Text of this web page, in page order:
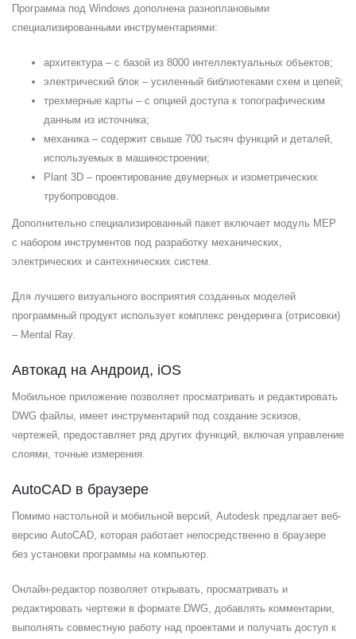
Программа под Windows дополнена разноплановыми
специализированными инструментариями:
архитектура – с базой из 8000 интеллектуальных объектов;
электрический блок – усиленный библиотеками схем и цепей;
трехмерные карты – с опцией доступа к топографическим
данным из источника;
механика – содержит свыше 700 тысяч функций и деталей,
используемых в машиностроении;
Plant 3D – проектирование двумерных и изометрических
трубопроводов.
Дополнительно специализированный пакет включает модуль MEP
с набором инструментов под разработку механических,
электрических и сантехнических систем.
Для лучшего визуального восприятия созданных моделей
программный продукт использует комплекс рендеринга (отрисовки)
– Mental Ray.
Автокад на Андроид, iOS
Мобильное приложение позволяет просматривать и редактировать
DWG файлы, имеет инструментарий под создание эскизов,
чертежей, предоставляет ряд других функций, включая управление
слоями, точные измерения.
AutoCAD в браузере
Помимо настольной и мобильной версий, Autodesk предлагает веб-
версию AutoCAD, которая работает непосредственно в браузере
без установки программы на компьютер.
Онлайн-редактор позволяет открывать, просматривать и
редактировать чертежи в формате DWG, добавлять комментарии,
выполнять совместную работу над проектами и получать доступ к